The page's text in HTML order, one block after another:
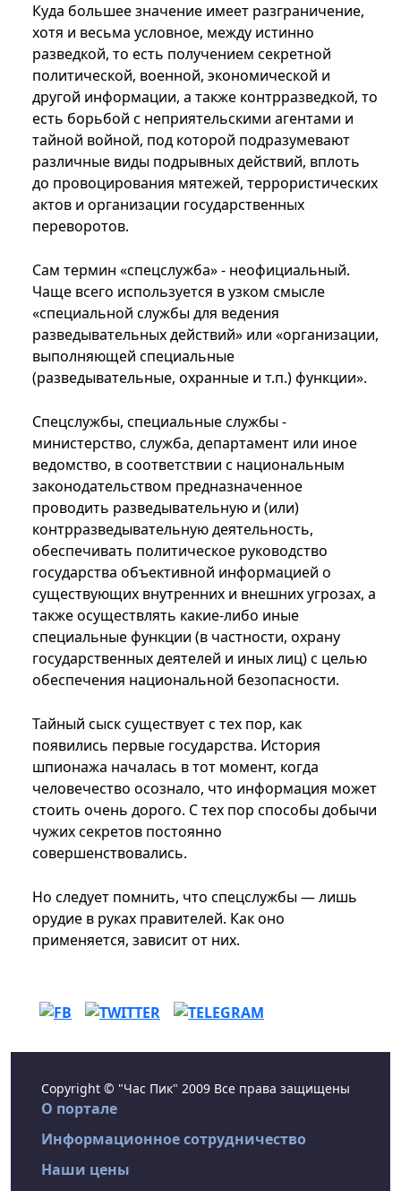
Куда большее значение имеет разграничение,
хотя и весьма условное, между истинно
разведкой, то есть получением секретной
политической, военной, экономической и
другой информации, а также контрразведкой, то
есть борьбой с неприятельскими агентами и
тайной войной, под которой подразумевают
различные виды подрывных действий, вплоть
до провоцирования мятежей, террористических
актов и организации государственных
переворотов.
Сам термин «спецслужба» - неофициальный.
Чаще всего используется в узком смысле
«специальной службы для ведения
разведывательных действий» или «организации,
выполняющей специальные
(разведывательные, охранные и т.п.) функции».
Спецслужбы, специальные службы -
министерство, служба, департамент или иное
ведомство, в соответствии с национальным
законодательством предназначенное
проводить разведывательную и (или)
контрразведывательную деятельность,
обеспечивать политическое руководство
государства объективной информацией о
существующих внутренних и внешних угрозах, а
также осуществлять какие-либо иные
специальные функции (в частности, охрану
государственных деятелей и иных лиц) с целью
обеспечения национальной безопасности.
Тайный сыск существует с тех пор, как
появились первые государства. История
шпионажа началась в тот момент, когда
человечество осознало, что информация может
стоить очень дорого. С тех пор способы добычи
чужих секретов постоянно
совершенствовались.
Но следует помнить, что спецслужбы — лишь
орудие в руках правителей. Как оно
применяется, зависит от них.
Copyright © "Час Пик" 2009 Все права защищены
О портале
Информационное сотрудничество
Наши цены